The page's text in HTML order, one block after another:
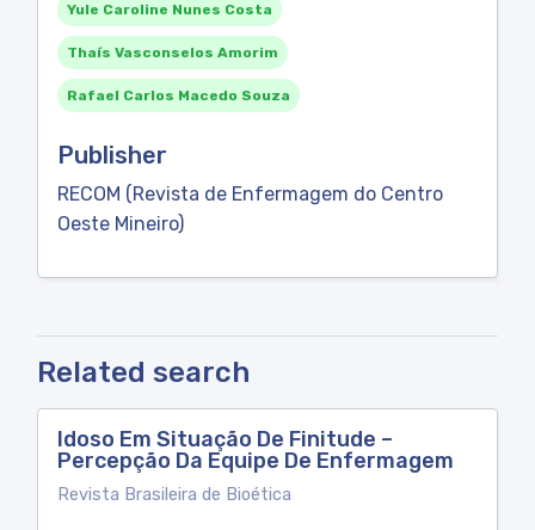
Yule Caroline Nunes Costa
Thaís Vasconselos Amorim
Rafael Carlos Macedo Souza
Publisher
RECOM (Revista de Enfermagem do Centro
Oeste Mineiro)
Related search
Idoso Em Situação De Finitude –
Percepção Da Equipe De Enfermagem
Revista Brasileira de Bioética